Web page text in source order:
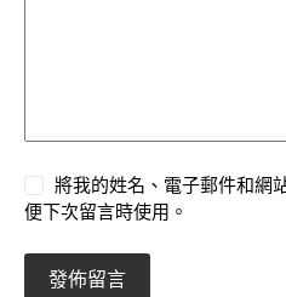
將我的姓名、電子郵件和網
便下次留言時使用。
發佈留言